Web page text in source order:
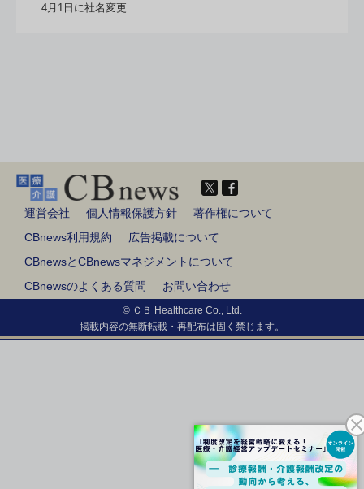
4月1日に社名変更
運営会社 個人情報保護方針
著作権について
CBnews利用規約
広告掲載について
CBnewsとCBnewsマネジメントについて
CBnewsのよくある質問
お問い合わせ
© ＣＢ Healthcare Co., Ltd.
掲載内容の無断転載・再配布は固く禁じます。